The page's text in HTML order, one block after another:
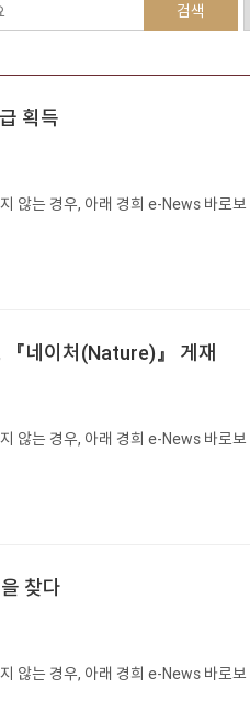
검색
획득
않는 경우, 아래 경희 e-News 바로보
『네이처(Nature)』 게재
않는 경우, 아래 경희 e-News 바로보
찾다
않는 경우, 아래 경희 e-News 바로보